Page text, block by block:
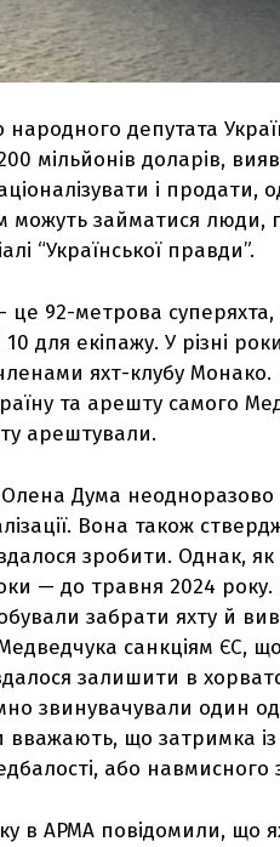
народного депутата
мільйонів доларів,
і продати,
можуть займатися люди,
“Української правди”.
це 92-метрова
10 для екіпажу. У різні
яхт-клубу Монако.
та арешту самого
арештували.
Дума
Вона також
зробити. Однак,
— до травня 2024 року.
забрати яхту й
санкціям ЄС,
залишити в
звинувачували один
що затримка із
або навмисного
в АРМА повідомили, що